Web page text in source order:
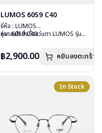
LUMOS 6059 C40
ยี่ห้อ : LUMOS
รุ่น : 6059 C40
บานพับ : ไม่มีสปริง
อุปกรณ์ : กล่องแว่น , ผ้าเช็ดแว่น
หากสนใจสั่งชื้อแว่นตา LUMOS รุ่น
฿2,900.00 หยิบลงตะกร้า
In Stock